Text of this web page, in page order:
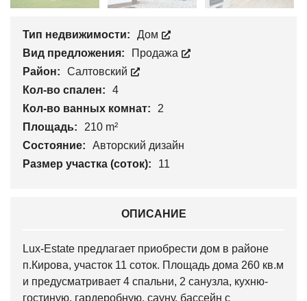
Тип недвижимости:
Дом
Вид предложения:
Продажа
Район:
Салтовский
Кол-во спален:
4
Кол-во ванных комнат:
2
Площадь:
210 m²
Состояние:
Авторский дизайн
Размер участка (соток):
11
ОПИСАНИЕ
Lux-Estate предлагает приобрести дом в районе
п.Кирова, участок 11 соток. Площадь дома 260 кв.м
и предусматривает 4 спальни, 2 санузла, кухню-
гостиную, гардеробную, сауну, бассейн с